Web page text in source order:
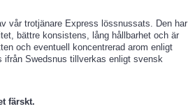
vår trotjänare Express lössnussats. Den har
bättre konsistens, lång hållbarhet och är
och eventuell koncentrerad arom enligt
ifrån Swedsnus tillverkas enligt svensk
färskt.